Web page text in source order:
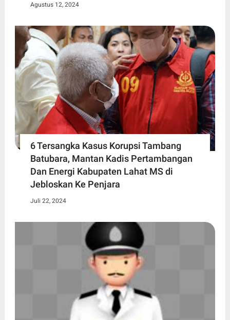
Agustus 12, 2024
6 Tersangka Kasus Korupsi Tambang
Batubara, Mantan Kadis Pertambangan
Dan Energi Kabupaten Lahat MS di
Jebloskan Ke Penjara
Juli 22, 2024